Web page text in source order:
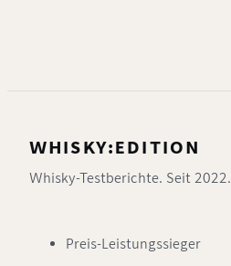
WHISKY:EDITION
Whisky-Testberichte. Seit 2022.
Preis-Leistungssieger